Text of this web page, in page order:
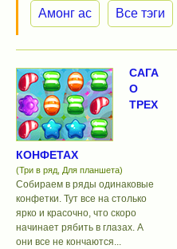
Амонг ас Все тэги
САГА
О
ТРЕХ
КОНФЕТАХ
(Три в ряд, Для планшета)
Собираем в ряды одинаковые
конфетки. Тут все на столько
ярко и красочно, что скоро
начинает рябить в глазах. А
они все не кончаются...